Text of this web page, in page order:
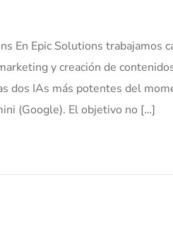
En Epic Solutions trabajamos
y creación de
dos IAs más potentes del
(Google). El objetivo no […]